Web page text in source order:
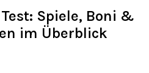
Spiele, Boni &
im Überblick